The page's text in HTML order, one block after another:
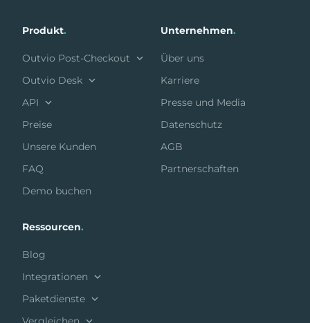
Produkt.
Outvio Post-Checkout
Outvio Desk
API
Preise
Unsere Kunden
FAQ
Demo buchen
Unternehmen.
Über uns
Karriere
Presse und Media
Datenschutz
AGB
Partnerschaften
Ressourcen.
Blog
Integrationen
Paketdienste